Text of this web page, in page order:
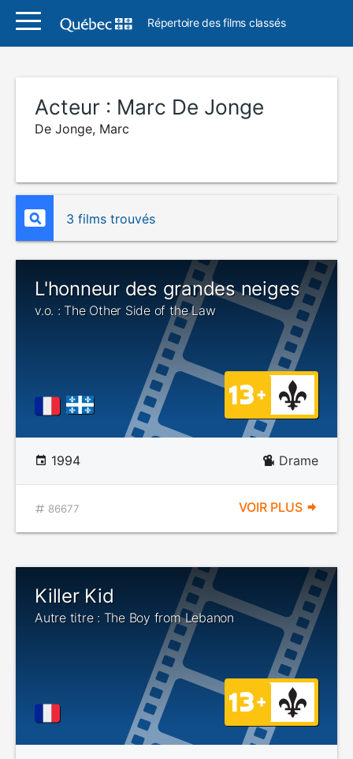
Répertoire des films classés
Acteur : Marc De Jonge
De Jonge, Marc
3 films trouvés
L'honneur des grandes neiges
v.o. : The Other Side of the Law
1994 Drame
86677 VOIR PLUS
Killer Kid
Autre titre : The Boy from Lebanon